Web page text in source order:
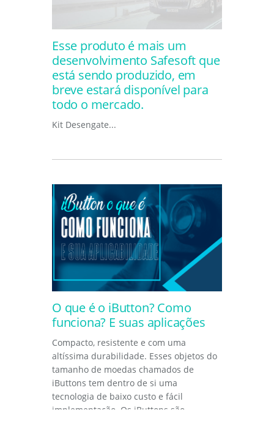
Esse produto é mais um
desenvolvimento Safesoft que
está sendo produzido, em
breve estará disponível para
todo o mercado.
Kit Desengate...
O que é o iButton? Como
funciona? E suas aplicações
Compacto, resistente e com uma
altíssima durabilidade. Esses objetos do
tamanho de moedas chamados de
iButtons tem dentro de si uma
tecnologia de baixo custo e fácil
implementação. Os iButtons são